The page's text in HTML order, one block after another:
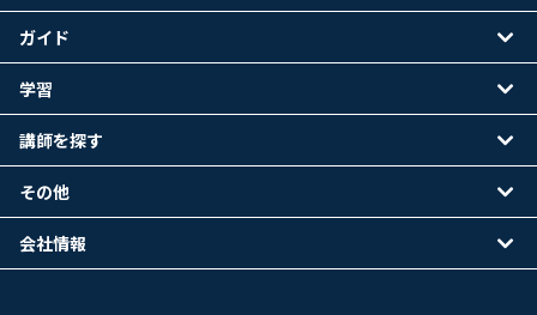
ガイド
学習
講師を探す
その他
会社情報